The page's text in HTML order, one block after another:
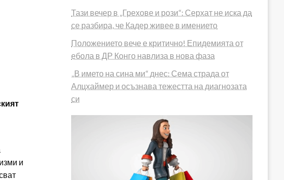
и
Тази вечер в „Грехове и рози“: Серхат не иска да
се разбира, че Кадер живее в имението
Положението вече е критично! Епидемията от
ебола в ДР Конго навлиза в нова фаза
„В името на сина ми“ днес: Сема страда от
Алцхаймер и осъзнава тежестта на диагнозата
си